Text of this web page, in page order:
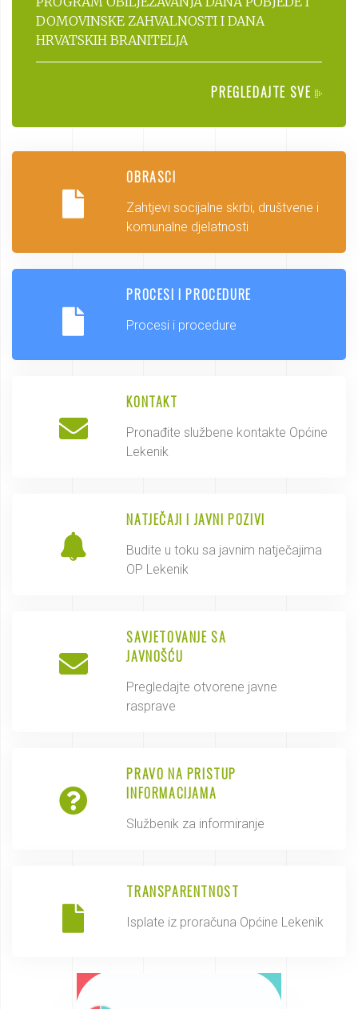
DOMOVINSKE ZAHVALNOSTI I DANA
HRVATSKIH BRANITELJA
PREGLEDAJTE SVE
OBRASCI
Zahtjevi socijalne skrbi, društvene i
komunalne djelatnosti
PROCESI I PROCEDURE
Procesi i procedure
KONTAKT
Pronađite službene kontakte Općine
Lekenik
NATJEČAJI I JAVNI POZIVI
Budite u toku sa javnim natječajima
OP Lekenik
SAVJETOVANJE SA
JAVNOŠĆU
Pregledajte otvorene javne
rasprave
PRAVO NA PRISTUP
INFORMACIJAMA
Službenik za informiranje
TRANSPARENTNOST
Isplate iz proračuna Općine Lekenik